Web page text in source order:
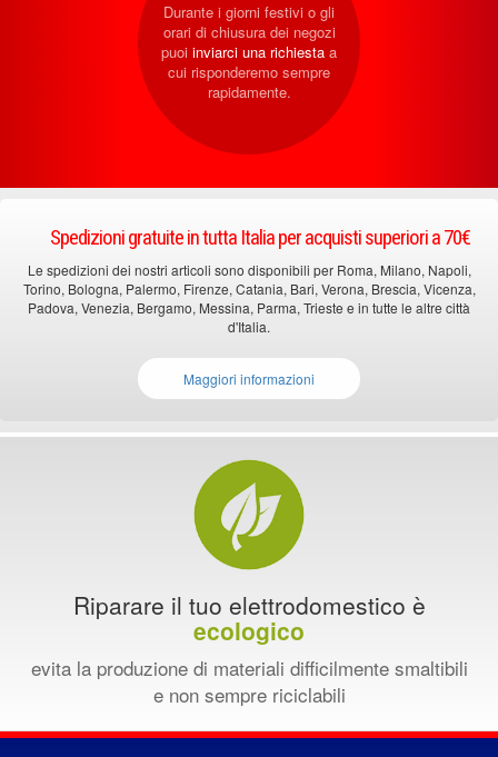
Durante i giorni festivi o gli
orari di chiusura dei negozi
puoi inviarci una richiesta a
cui risponderemo sempre
rapidamente.
Spedizioni gratuite in tutta Italia per acquisti superiori a 70€
Le spedizioni dei nostri articoli sono disponibili per Roma, Milano, Napoli,
Torino, Bologna, Palermo, Firenze, Catania, Bari, Verona, Brescia, Vicenza,
Padova, Venezia, Bergamo, Messina, Parma, Trieste e in tutte le altre città
d'Italia.
Maggiori informazioni
Riparare il tuo elettrodomestico è
ecologico
evita la produzione di materiali difficilmente smaltibili
e non sempre riciclabili